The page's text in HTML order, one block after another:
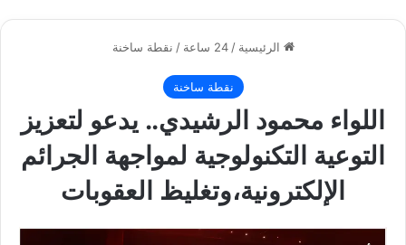
الرئيسية / 24 ساعة / نقطة ساخنة
نقطة ساخنة
اللواء محمود الرشيدي.. يدعو لتعزيز
التوعية التكنولوجية لمواجهة الجرائم
الإلكترونية،وتغليظ العقوبات